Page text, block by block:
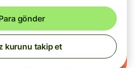
gönder
kurunu takip et